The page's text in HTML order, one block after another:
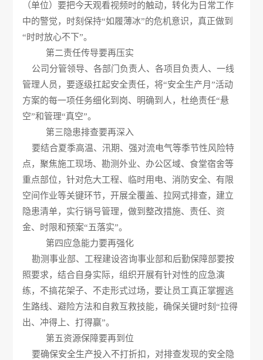
（单位）要把今天观看视频时的触动，转化为日常工作
中的警觉，时刻保持“如履薄冰”的危机意识，真正做到
“时时放心不下”。
第二责任传导要再压实
公司分管领导、各部门负责人、各项目负责人、一线
管理人员，要逐级扛起安全责任，将“安全生产月”活动
方案的每一项任务细化到岗、明确到人，杜绝责任“悬
空”和管理“真空”。
第三隐患排查要再深入
要结合夏季高温、汛期、强对流电气等季节性风险特
点，聚焦施工现场、勘测外业、办公区域、食堂宿舍等
重点部位，针对危大工程、临时用电、消防安全、有限
空间作业等关键环节，开展全覆盖、拉网式排查，建立
隐患清单，实行销号管理，做到整改措施、责任、资
金、时限和预案“五落实”。
第四应急能力要再强化
勘测事业部、工程建设咨询事业部和后勤保障部要按
照要求，结合自身实际，组织开展有针对性的应急演
练，不搞花架子、不走形式过场，要让员工真正掌握逃
生路线、避险方法和自救互救技能，确保关键时刻“拉得
出、冲得上、打得赢”。
第五资源保障要再到位
要确保安全生产投入不打折扣，对排查发现的安全隐